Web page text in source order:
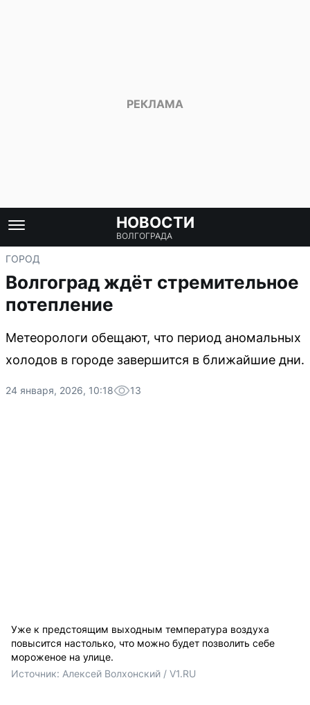
НОВОСТИ
ВОЛГОГРАДА
ГОРОД
Волгоград ждёт стремительное
потепление
Метеорологи обещают, что период аномальных
холодов в городе завершится в ближайшие дни.
24 января, 2026, 10:18 13
Уже к предстоящим выходным температура воздуха
повысится настолько, что можно будет позволить себе
мороженое на улице.
Источник: Алексей Волхонский / V1.RU